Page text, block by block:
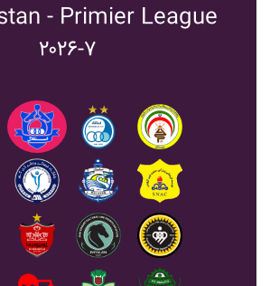
- Primier League
۲۰۲۶-۷